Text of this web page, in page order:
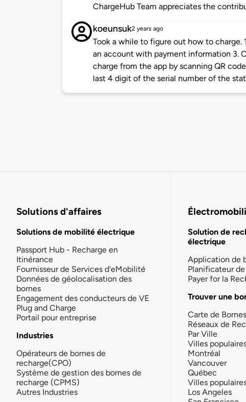
ChargeHub Team appreciates the
koeunsuk2 years ago
Took a while to figure out how to charge.
an account with payment information 3.
charge from the app by scanning QR
last 4 digit of the serial number of the
Solutions d'affaires
Solutions de mobilité électrique
Passport Hub - Recharge en
Itinérance
Fournisseur de Services d'eMobilité
Données de géolocalisation des
bornes
Engagement des conducteurs de VE
Plug and Charge
Portail pour entreprise
Industries
Opérateurs de bornes de
recharge(CPO)
Système de gestion des bornes de
recharge (CPMS)
Autres Industries
Solution de
électrique
Application de
Planificateur
Payer for la
Trouver une
Carte de
Réseaux de
Par Ville
Villes
Montréal
Vancouver
Québec
Villes
Los Angeles